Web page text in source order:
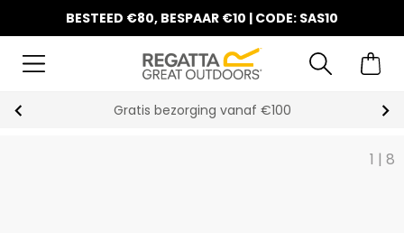
BESTEED €80, BESPAAR €10 | CODE: SAS10
Gratis bezorging vanaf €100
1 | 8